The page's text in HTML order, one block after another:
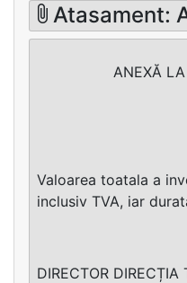
Atasament:
ANEXĂ LA
Valoarea toatala a
inclusiv TVA, iar
DIRECTOR DIRECȚIA